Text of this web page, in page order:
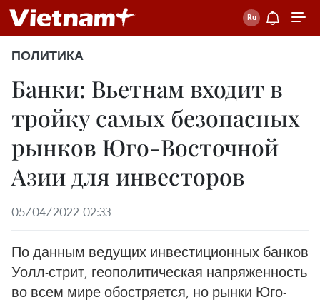
ПОЛИТИКА
Банки: Вьетнам входит в
тройку самых безопасных
рынков Юго-Восточной
Азии для инвесторов
05/04/2022 02:33
По данным ведущих инвестиционных банков
Уолл-стрит, геополитическая напряженность
во всем мире обостряется, но рынки Юго-